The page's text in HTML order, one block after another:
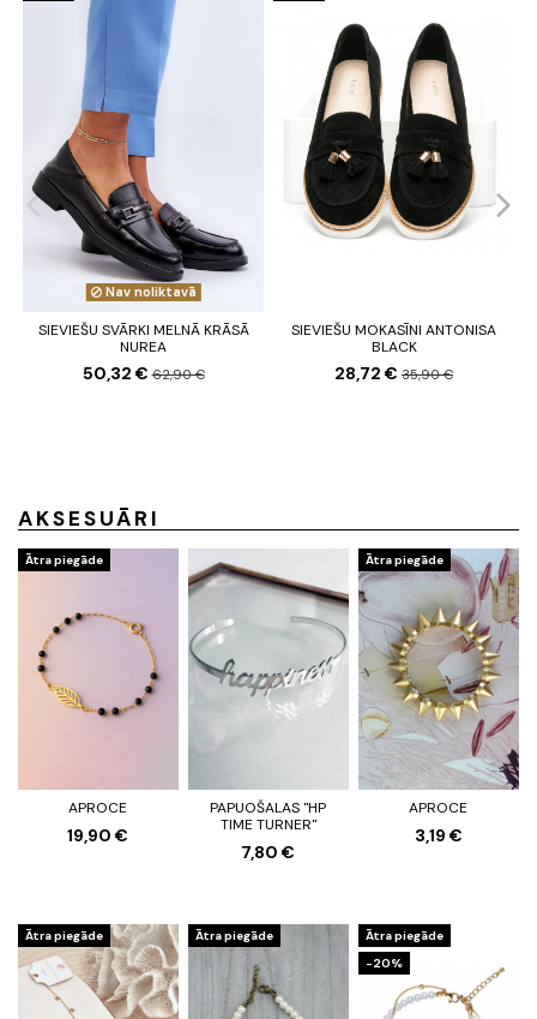
Nav noliktavā
SIEVIEŠU SVĀRKI MELNĀ KRĀSĀ
NUREA
50,32 €62,90 €
SIEVIEŠU MOKASĪNI ANTONISA
BLACK
28,72 € 35,90 €
AKSESUĀRI
Ātra piegāde
APROCE
19,90 €
PAPUOŠALAS "HP
TIME TURNER"
7,80 €
Ātra piegāde
APROCE
3,19 €
Ātra piegāde Ātra piegāde
Ātra piegāde
-20%